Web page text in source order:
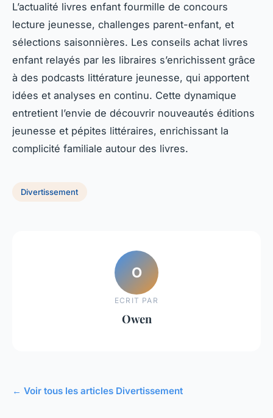
L’actualité livres enfant fourmille de concours
lecture jeunesse, challenges parent-enfant, et
sélections saisonnières. Les conseils achat livres
enfant relayés par les libraires s’enrichissent grâce
à des podcasts littérature jeunesse, qui apportent
idées et analyses en continu. Cette dynamique
entretient l’envie de découvrir nouveautés éditions
jeunesse et pépites littéraires, enrichissant la
complicité familiale autour des livres.
Divertissement
O
ECRIT PAR
Owen
← Voir tous les articles Divertissement